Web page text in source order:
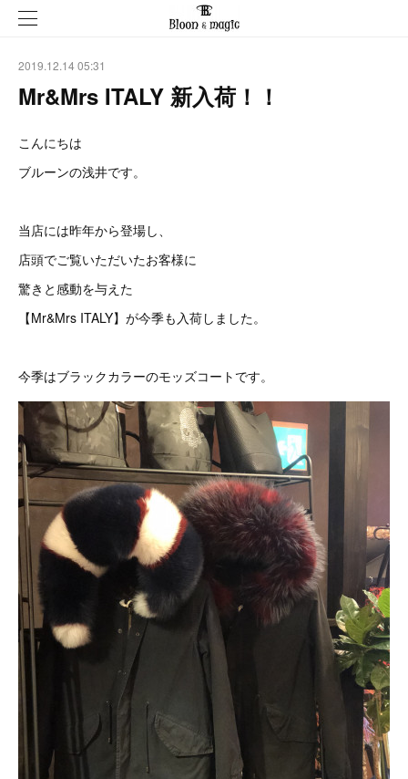
2019.12.14 05:31
Mr&Mrs ITALY 新入荷！！
こんにちは
ブルーンの浅井です。
当店には昨年から登場し、
店頭でご覧いただいたお客様に
驚きと感動を与えた
【Mr&Mrs ITALY】が今季も入荷しました。
今季はブラックカラーのモッズコートです。